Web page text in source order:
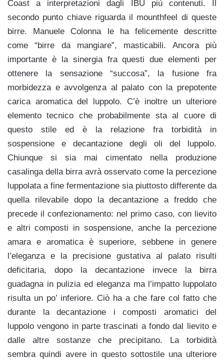
Coast a interpretazioni dagli IBU più contenuti. Il
secondo punto chiave riguarda il mounthfeel di queste
birre. Manuele Colonna le ha felicemente descritte
come “birre da mangiare”, masticabili. Ancora più
importante è la sinergia fra questi due elementi per
ottenere la sensazione “succosa”, la fusione fra
morbidezza e avvolgenza al palato con la prepotente
carica aromatica del luppolo. C’è inoltre un ulteriore
elemento tecnico che probabilmente sta al cuore di
questo stile ed è la relazione fra torbidità in
sospensione e decantazione degli oli del luppolo.
Chiunque si sia mai cimentato nella produzione
casalinga della birra avrà osservato come la percezione
luppolata a fine fermentazione sia piuttosto differente da
quella rilevabile dopo la decantazione a freddo che
precede il confezionamento: nel primo caso, con lievito
e altri composti in sospensione, anche la percezione
amara e aromatica è superiore, sebbene in genere
l’eleganza e la precisione gustativa al palato risulti
deficitaria, dopo la decantazione invece la birra
guadagna in pulizia ed eleganza ma l’impatto luppolato
risulta un po’ inferiore. Ciò ha a che fare col fatto che
durante la decantazione i composti aromatici del
luppolo vengono in parte trascinati a fondo dal lievito e
dalle altre sostanze che precipitano. La torbidità
sembra quindi avere in questo sottostile una ulteriore